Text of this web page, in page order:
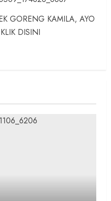
GORENG KAMILA, AYO
DISINI